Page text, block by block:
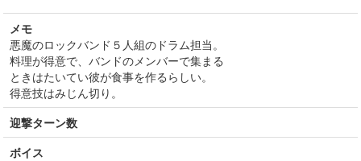
メモ
悪魔のロックバンド５人組のドラム担当。
料理が得意で、バンドのメンバーで集まる
ときはたいてい彼が食事を作るらしい。
得意技はみじん切り。
迎撃ターン数
ボイス